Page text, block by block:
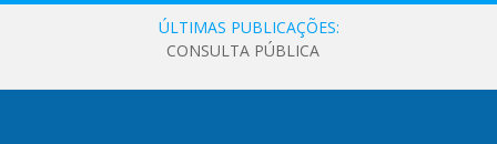
ÚLTIMAS PUBLICAÇÕES:
CONSULTA PÚBLICA